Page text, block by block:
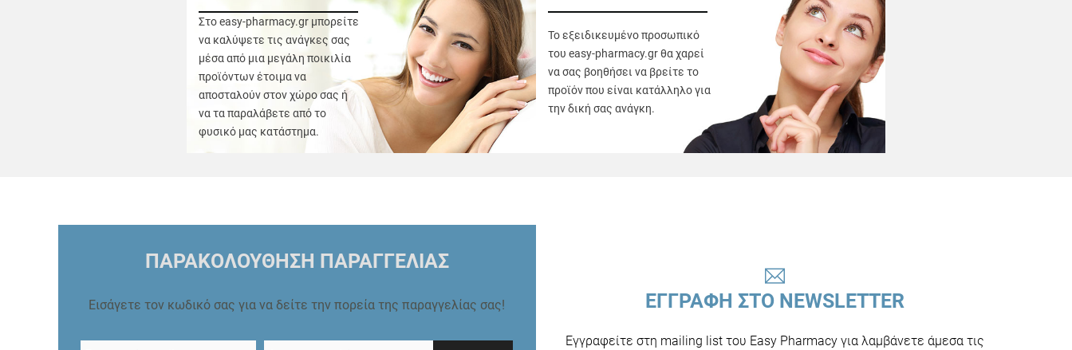
Στο easy-pharmacy.gr μπορείτε
να καλύψετε τις ανάγκες σας
μέσα από μια μεγάλη ποικιλία
προϊόντων έτοιμα να
αποσταλούν στον χώρο σας ή
να τα παραλάβετε από το
φυσικό μας κατάστημα.
Το εξειδικευμένο προσωπικό
του easy-pharmacy.gr θα χαρεί
να σας βοηθήσει να βρείτε το
προϊόν που είναι κατάλληλο για
την δική σας ανάγκη.
ΠΑΡΑΚΟΛΟΥΘΗΣΗ ΠΑΡΑΓΓΕΛΙΑΣ
Εισάγετε τον κωδικό σας για να δείτε την πορεία της παραγγελίας σας! ΕΓΓΡΑΦΗ ΣΤΟ NEWSLETTER
Εγγραφείτε στη mailing list του Easy Pharmacy για λαμβάνετε άμεσα τις